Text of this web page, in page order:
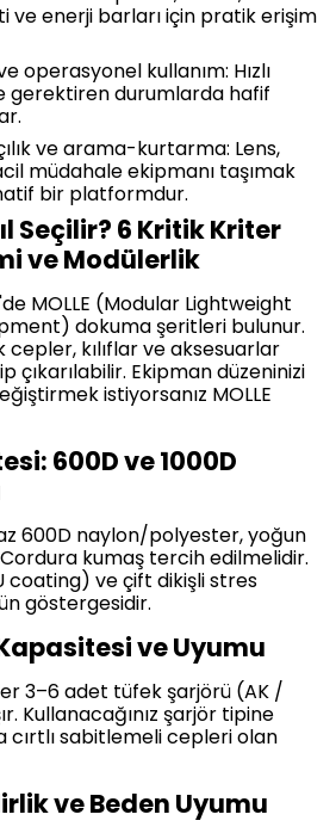
ve enerji barları için pratik erişim
operasyonel kullanım: Hızlı
gerektiren durumlarda hafif
ve arama-kurtarma: Lens,
müdahale ekipmanı taşımak
bir platformdur.
Seçilir? 6 Kritik Kriter
ve Modülerlik
MOLLE (Modular Lightweight
dokuma şeritleri bulunur.
cepler, kılıflar ve aksesuarlar
çıkarılabilir. Ekipman düzeninizi
istiyorsanız MOLLE
600D ve 1000D
az 600D naylon/polyester, yoğun
Cordura kumaş tercih edilmelidir.
coating) ve çift dikişli stres
göstergesidir.
ve Uyumu
3–6 adet tüfek şarjörü (AK /
Kullanacağınız şarjör tipine
cırtlı sabitlemeli cepleri olan
ve Beden Uyumu